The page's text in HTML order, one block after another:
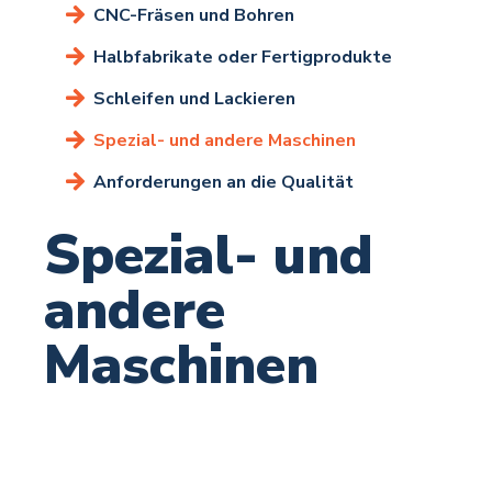
CNC-Fräsen und Bohren
Halbfabrikate oder Fertigprodukte
Schleifen und Lackieren
Spezial- und andere Maschinen
Anforderungen an die Qualität
Spezial- und
andere
Maschinen